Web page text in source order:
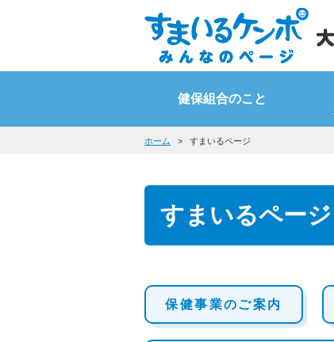
健保組合のこと
ホーム すまいるページ
すまいるページ
保健事業のご案内